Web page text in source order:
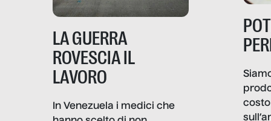
LA GUERRA
ROVESCIA IL
LAVORO
In Venezuela i medici che